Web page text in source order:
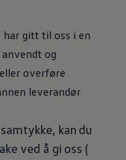
har gitt til oss i en
og
overføre
leverandør
kan du
ved å gi oss (